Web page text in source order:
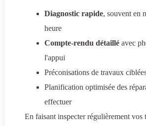
Diagnostic rapide, souvent en
heure
Compte-rendu détaillé avec
l'appui
Préconisations de travaux
Planification optimisée des
effectuer
En faisant inspecter régulièrement vos